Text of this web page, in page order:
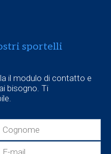
sportelli
il modulo di contatto e
bisogno. Ti